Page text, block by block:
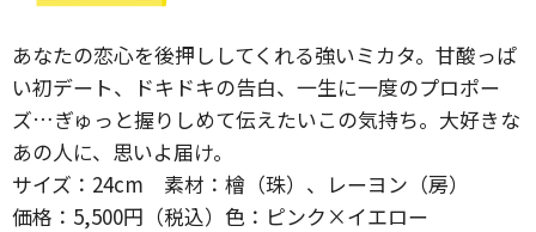
あなたの恋心を後押ししてくれる強いミカタ。甘酸っぱ
い初デート、ドキドキの告白、一生に一度のプロポー
ズ…ぎゅっと握りしめて伝えたいこの気持ち。大好きな
あの人に、思いよ届け。
サイズ：24cm 素材：檜（珠）、レーヨン（房）
価格：5,500円（税込）色：ピンク×イエロー